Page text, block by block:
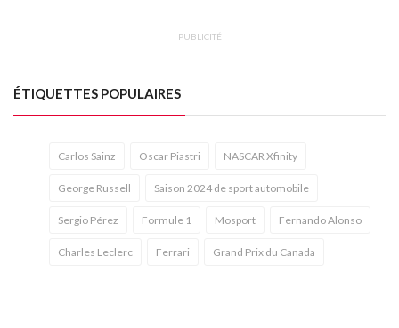
PUBLICITÉ
ÉTIQUETTES POPULAIRES
Carlos Sainz Oscar Piastri NASCAR Xfinity
George Russell Saison 2024 de sport automobile
Sergio Pérez Formule 1 Mosport Fernando Alonso
Charles Leclerc Ferrari Grand Prix du Canada